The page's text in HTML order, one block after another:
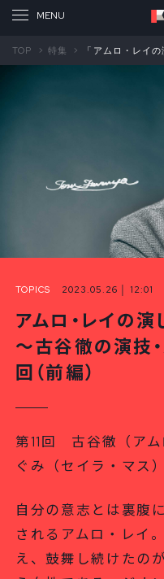
TOP 特集
TOPICS 2023.05.26 │ 12:01
アムロ・レイの演
～古谷徹の演技
回（前編）
第11回 古谷徹（ア
ぐみ（セイラ・マス）
自分の意志とは裏腹
されるアムロ・レイ
え、鼓舞し続けたの